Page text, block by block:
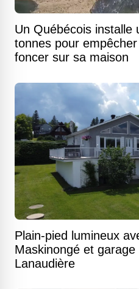
Un Québécois installe
tonnes pour
foncer sur sa maison
Plain-pied lumineux
Maskinongé et
Lanaudière